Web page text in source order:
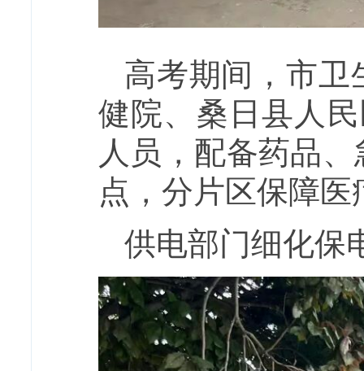
高考期间，市卫
健院、桑日县人
人员，配备药品
点，分片区保障
供电部门细化保